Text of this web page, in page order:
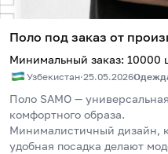
Поло под заказ от
Минимальный заказ: 10000
Узбекистан·25.05.2026
Поло SAMO —
комфортного образа.
Минималистичный дизайн,
удобная посадка делают